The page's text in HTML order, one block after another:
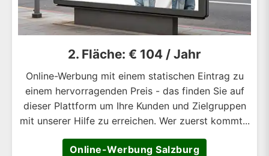
2. Fläche: € 104 / Jahr
Online-Werbung mit einem statischen Eintrag zu
einem hervorragenden Preis - das finden Sie auf
dieser Plattform um Ihre Kunden und Zielgruppen
mit unserer Hilfe zu erreichen. Wer zuerst kommt...
Online-Werbung Salzburg